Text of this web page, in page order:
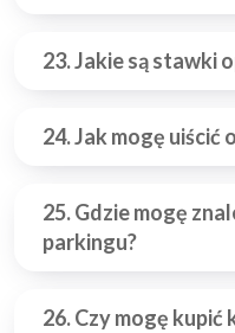
23. Jakie są stawki
24. Jak mogę uiścić
25. Gdzie mogę
parkingu?
26. Czy mogę